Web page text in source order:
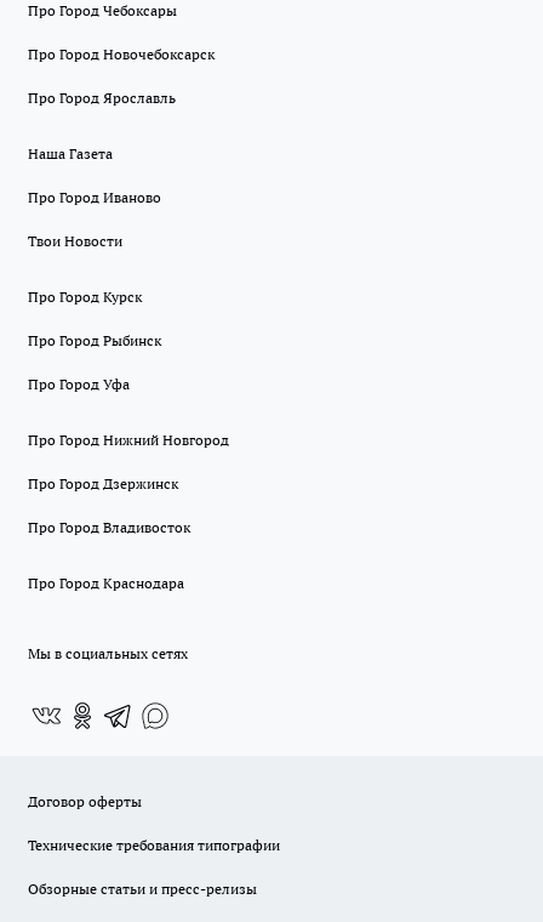
Про Город Чебоксары
Про Город Новочебоксарск
Про Город Ярославль
Наша Газета
Про Город Иваново
Твои Новости
Про Город Курск
Про Город Рыбинск
Про Город Уфа
Про Город Нижний Новгород
Про Город Дзержинск
Про Город Владивосток
Про Город Краснодара
Мы в социальных сетях
Договор оферты
Технические требования типографии
Обзорные статьи и пресс-релизы